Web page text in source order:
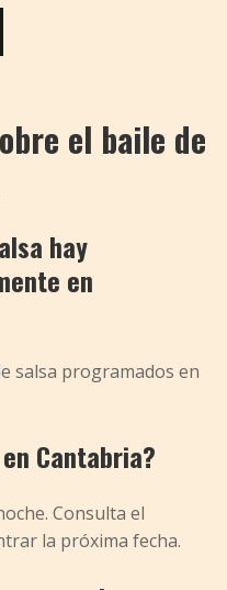
el baile de
hay
en
salsa programados en
Cantabria?
Consulta el
la próxima fecha.